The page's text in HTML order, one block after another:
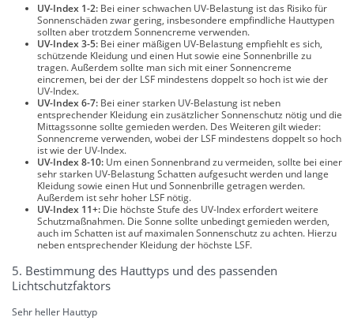
UV-Index 1-2: Bei einer schwachen UV-Belastung ist das Risiko für
Sonnenschäden zwar gering, insbesondere empfindliche Hauttypen
sollten aber trotzdem Sonnencreme verwenden.
UV-Index 3-5: Bei einer mäßigen UV-Belastung empfiehlt es sich,
schützende Kleidung und einen Hut sowie eine Sonnenbrille zu
tragen. Außerdem sollte man sich mit einer Sonnencreme
eincremen, bei der der LSF mindestens doppelt so hoch ist wie der
UV-Index.
UV-Index 6-7: Bei einer starken UV-Belastung ist neben
entsprechender Kleidung ein zusätzlicher Sonnenschutz nötig und die
Mittagssonne sollte gemieden werden. Des Weiteren gilt wieder:
Sonnencreme verwenden, wobei der LSF mindestens doppelt so hoch
ist wie der UV-Index.
UV-Index 8-10: Um einen Sonnenbrand zu vermeiden, sollte bei einer
sehr starken UV-Belastung Schatten aufgesucht werden und lange
Kleidung sowie einen Hut und Sonnenbrille getragen werden.
Außerdem ist sehr hoher LSF nötig.
UV-Index 11+: Die höchste Stufe des UV-Index erfordert weitere
Schutzmaßnahmen. Die Sonne sollte unbedingt gemieden werden,
auch im Schatten ist auf maximalen Sonnenschutz zu achten. Hierzu
neben entsprechender Kleidung der höchste LSF.
5. Bestimmung des Hauttyps und des passenden
Lichtschutzfaktors
Sehr heller Hauttyp